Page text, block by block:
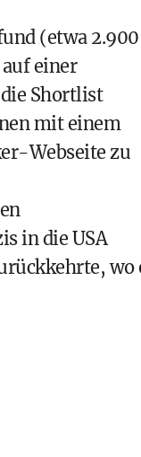
(etwa 2.900
einer
Shortlist
mit einem
Webseite zu
in die USA
wo